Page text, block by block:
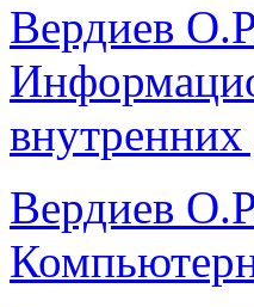
Вердиев
внутренних
Вердиев